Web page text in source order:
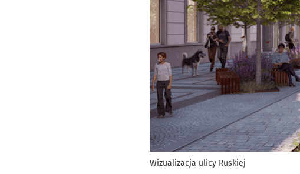
Wizualizacja ulicy Ruskiej